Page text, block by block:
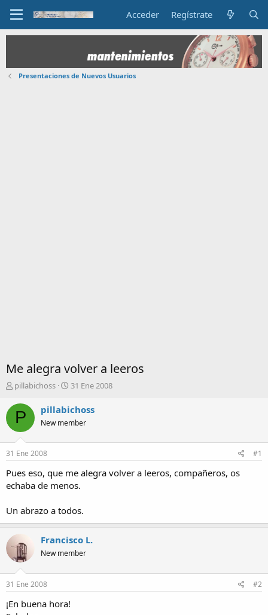
Acceder Regístrate
Presentaciones de Nuevos Usuarios
Me alegra volver a leeros
I
i
i
d
r
d
e
t
e
m
a
pillabichoss
F
c
a
n
i
c
o
31 Ene 2008
P pillabichoss
New member
31 Ene 2008 #1
Pues eso, que me alegra volver a leeros, compañeros, os
echaba de menos.
Un abrazo a todos.
Francisco L.
New member
31 Ene 2008 #2
¡En buena hora!